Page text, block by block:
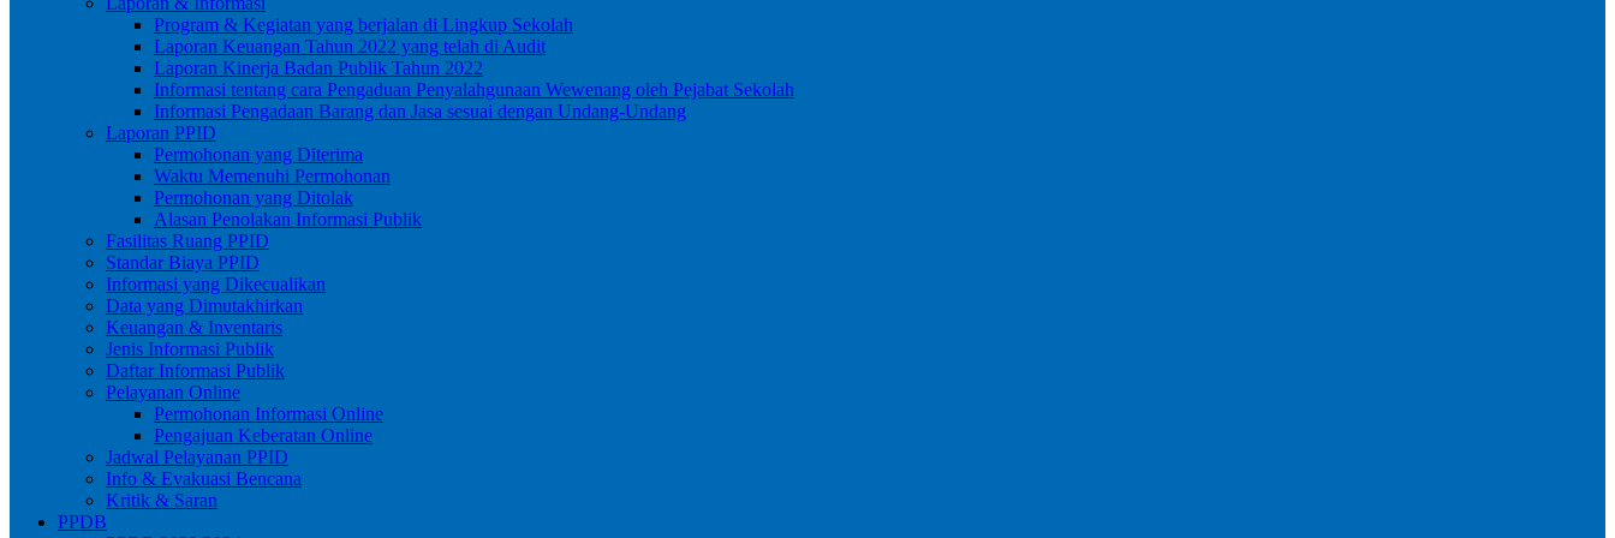
Program & Kegiatan yang berjalan di Lingkup Sekolah
Laporan Keuangan Tahun 2022 yang telah di Audit
Laporan Kinerja Badan Publik Tahun 2022
Informasi tentang cara Pengaduan Penyalahgunaan Wewenang oleh Pejabat Sekolah
Informasi Pengadaan Barang dan Jasa sesuai dengan Undang-Undang
Laporan PPID
Permohonan yang Diterima
Waktu Memenuhi Permohonan
Permohonan yang Ditolak
Alasan Penolakan Informasi Publik
Fasilitas Ruang PPID
Standar Biaya PPID
Informasi yang Dikecualikan
Data yang Dimutakhirkan
Keuangan & Inventaris
Jenis Informasi Publik
Daftar Informasi Publik
Pelayanan Online
Permohonan Informasi Online
Pengajuan Keberatan Online
Jadwal Pelayanan PPID
Info & Evakuasi Bencana
Kritik & Saran
PPDB